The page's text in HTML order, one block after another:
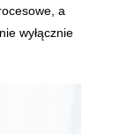
a
wyłącznie